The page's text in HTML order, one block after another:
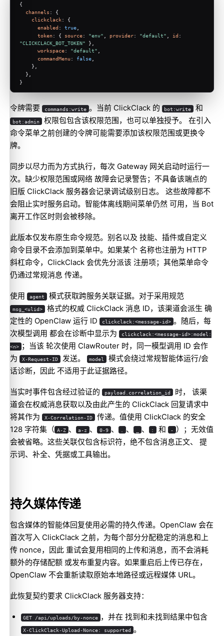
{
channels : {
clickclack: {
enabled : true
token: { source: "env" provider: "default" id
"CLICKCLACK_BOT_TOKEN" },
workspace: "default"
commandMenu: false
    },
  },
}
令牌需要 commands:write 。当前 ClickClack 的 bot:write 和
bot:admin 权限包包含该权限范围，也可以单独授予。 在引入
命令菜单之前创建的令牌可能需要添加该权限范围或更换令
牌。
同步以尽力而为方式执行，每次 Gateway 网关启动时运行一
次。缺少权限范围或网络 故障会记录警告；不具备该端点的
旧版 ClickClack 服务器会记录调试级别日志。 这些故障都不
会阻止实时服务启动。智能体离线期间菜单仍然 可用，当 Bot
离开工作区时则会被移除。
此版本仅发布原生命令规范。别名以及 技能、插件或自定义
命令目录不会添加到菜单中。如果某个 名称也注册为 HTTP
斜杠命令，ClickClack 会优先分派该 注册项；其他菜单命令
仍通过常规消息 传递。
使用 agent 模式获取跨服务关联证据。对于采用规范
msg_<ulid> 格式的权威 ClickClack 消息 ID，该渠道会派生 确
定性的 OpenClaw 运行 ID
clickclack:<message-id> 。随后，每
次模型调用 都会在诊断中显示为
clickclack:<message-id>:model:
<n> ；当该 轮次使用 ClawRouter 时，同一模型调用 ID 会作
为
X-Request-ID 发送。 model
模式会绕过常规智能体运行/会
话诊断，因此 不适用于此证据路径。
当实时事件包含经过验证的 payload.correlation_id 时， 该渠
道会在权威消息获取以及由此产生的 ClickClack 回复请求中
将其作为
X-Correlation-ID 传递。值使用 ClickClack 的安全
128 字符集（ A-Z 、 a-z 、 0-9 、 、 、 : 和 - ）；无效值
会被省略。这些关联仅包含标识符，绝不包含消息正文、 提
示词、补全、凭据或工具输出。
持久媒体传递
包含媒体的智能体回复使用必需的持久传递。OpenClaw 会在
首次写入 ClickClack 之前，为每个部分分配稳定的消息和上
传 nonce，因此 重试会复用相同的上传和消息，而不会消耗
额外的存储配额 或发布重复内容。如果重启后上传已存在，
OpenClaw 不会重新读取原始本地路径或远程媒体 URL。
此恢复契约要求 ClickClack 服务器支持：
GET /api/uploads/by-nonce ，并在 找到和未找到结果中包含
X-ClickClack-Upload-Nonce: supported 。